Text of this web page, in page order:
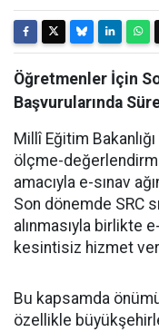
Öğretmenler İçin
Başvurularında
Millî Eğitim
ölçme-
amacıyla e-sınav
Son dönemde SRC
alınmasıyla birlikte
kesintisiz hizmet
Bu kapsamda
özellikle